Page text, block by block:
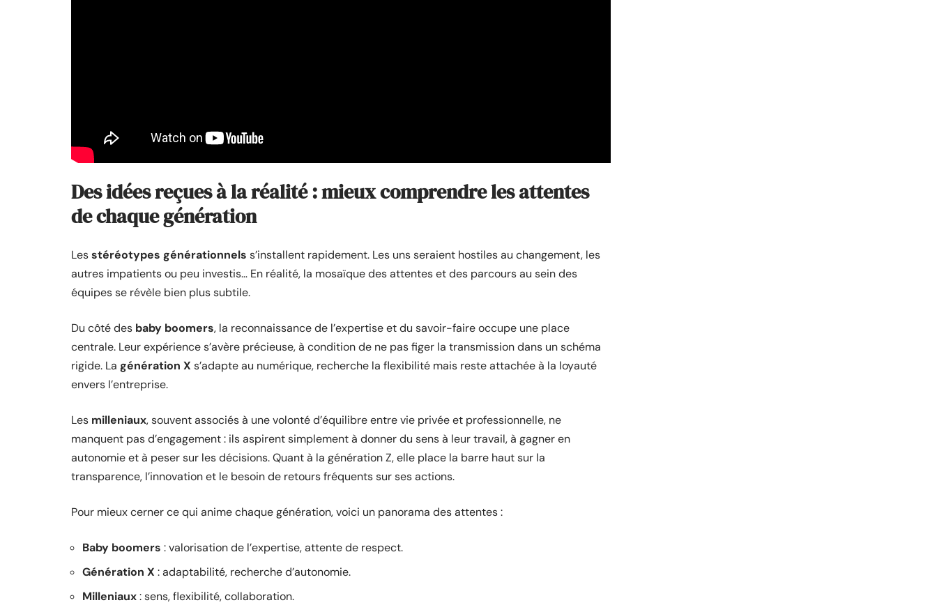
Des idées reçues à la réalité : mieux comprendre les attentes
de chaque génération
Lesstéréotypes générationnels s’installent rapidement. Les uns seraient hostiles au changement, les
autres impatients ou peu investis… En réalité, la mosaïque des attentes et des parcours au sein des
équipes se révèle bien plus subtile.
Du côté des baby boomers, la reconnaissance de l’expertise et du savoir-faire occupe une place
centrale. Leur expérience s’avère précieuse, à condition de ne pas figer la transmission dans un schéma
rigide. La génération X s’adapte au numérique, recherche la flexibilité mais reste attachée à la loyauté
envers l’entreprise.
Les milleniaux, souvent associés à une volonté d’équilibre entre vie privée et professionnelle, ne
manquent pas d’engagement : ils aspirent simplement à donner du sens à leur travail, à gagner en
autonomie et à peser sur les décisions. Quant à la génération Z, elle place la barre haut sur la
transparence, l’innovation et le besoin de retours fréquents sur ses actions.
Pour mieux cerner ce qui anime chaque génération, voici un panorama des attentes :
Baby boomers : valorisation de l’expertise, attente de respect.
Génération X : adaptabilité, recherche d’autonomie.
Milleniaux: sens, flexibilité, collaboration.